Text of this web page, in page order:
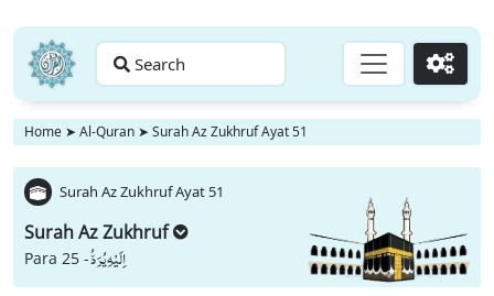
Search Go
Home ➤ Al-Quran ➤ Surah Az Zukhruf Ayat 51
Surah Az Zukhruf Ayat 51
Surah Az Zukhruf
Para 25 -اِلَیْهِ یُرَدُّ